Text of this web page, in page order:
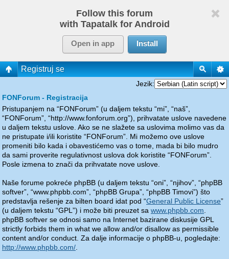
Follow this forum
with Tapatalk for Android
Open in app Install
Registruj se
Jezik:
FONForum - Registracija
Pristupanjem na “FONForum” (u daljem tekstu “mi”, “naš”,
“FONForum”, “http://www.fonforum.org”), prihvatate uslove navedene
u daljem tekstu uslove. Ako se ne slažete sa uslovima molimo vas da
ne pristupate i/ili koristite “FONForum”. Mi možemo ove uslove
promeniti bilo kada i obavestićemo vas o tome, mada bi bilo mudro
da sami proverite regulativnost uslova dok koristite “FONForum”.
Posle izmena to znači da prihvatate nove uslove.
Naše forume pokreće phpBB (u daljem tekstu “oni”, “njihov”, “phpBB
softver”, “www.phpbb.com”, “phpBB Grupa”, “phpBB Timovi”) što
predstavlja rešenje za bilten board idat pod “General Public License”
(u daljem tekstu “GPL”) i može biti preuzet sa www.phpbb.com
phpBB softver se odnosi samo na Internet bazirane diskusije GPL
strictly forbids them in what we allow and/or disallow as permissible
content and/or conduct. Za dalje informacije o phpBB-u, pogledajte:
http://www.phpbb.com/